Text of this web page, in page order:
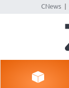
CNews|